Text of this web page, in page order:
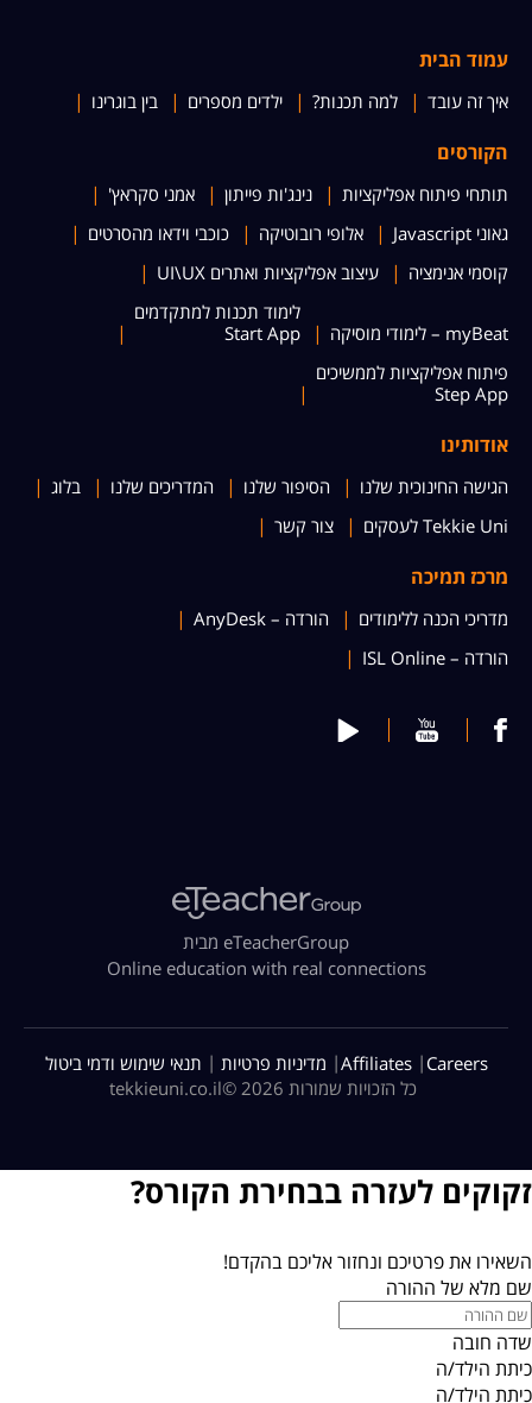
עמוד הבית
איך זה עובד למה תכנות? ילדים מספרים בין בוגרינו
הקורסים
תותחי פיתוח אפליקציות נינג'ות פייתון
אמני סקראץ'
גאוני Javascript
אלופי רובוטיקה
כוכבי וידאו מהסרטים
קוסמי אנימציה
עיצוב אפליקציות ואתרים UI\UX
myBeat – לימודי מוסיקה
לימוד תכנות למתקדמים
Start App
פיתוח אפליקציות לממשיכים
Step App
אודותינו
הגישה החינוכית שלנו הסיפור שלנו המדריכים שלנו
בלוג
Tekkie Uni לעסקים
צור קשר
מרכז תמיכה
מדריכי הכנה ללימודים
הורדה – AnyDesk
הורדה – ISL Online
מבית eTeacherGroup
Online education with real connections
כל הזכויות שמורות 2026 © tekkieuni.co.il
תנאי שימוש ודמי ביטול | מדיניות פרטיות |Affiliates | Careers
זקוקים לעזרה בבחירת הקורס?
השאירו את פרטיכם ונחזור אליכם בהקדם!
שם מלא של ההורה
שדה חובה
כיתת הילד/ה
כיתת הילד/ה